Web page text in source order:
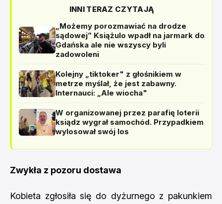
INNI TERAZ CZYTAJĄ
„Możemy porozmawiać na drodze
sądowej” Książulo wpadł na jarmark do
Gdańska ale nie wszyscy byli
zadowoleni
Kolejny „tiktoker" z głośnikiem w
metrze myślał, że jest zabawny.
Internauci: „Ale wiocha"
W organizowanej przez parafię loterii
ksiądz wygrał samochód. Przypadkiem
wylosował swój los
Zwykła z pozoru dostawa
Kobieta zgłosiła się do dyżurnego z pakunkiem